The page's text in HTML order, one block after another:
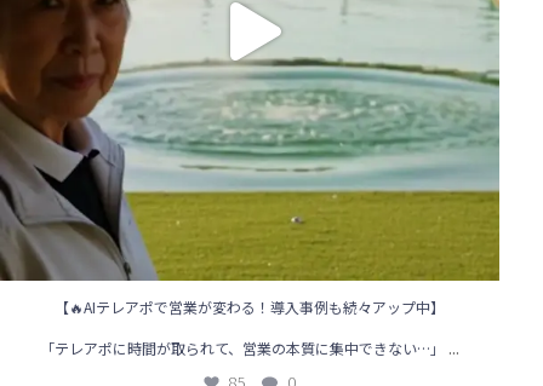
【🔥AIテレアポで営業が変わる！導入事例も続々アップ中】
「テレアポに時間が取られて、営業の本質に集中できない…」
...